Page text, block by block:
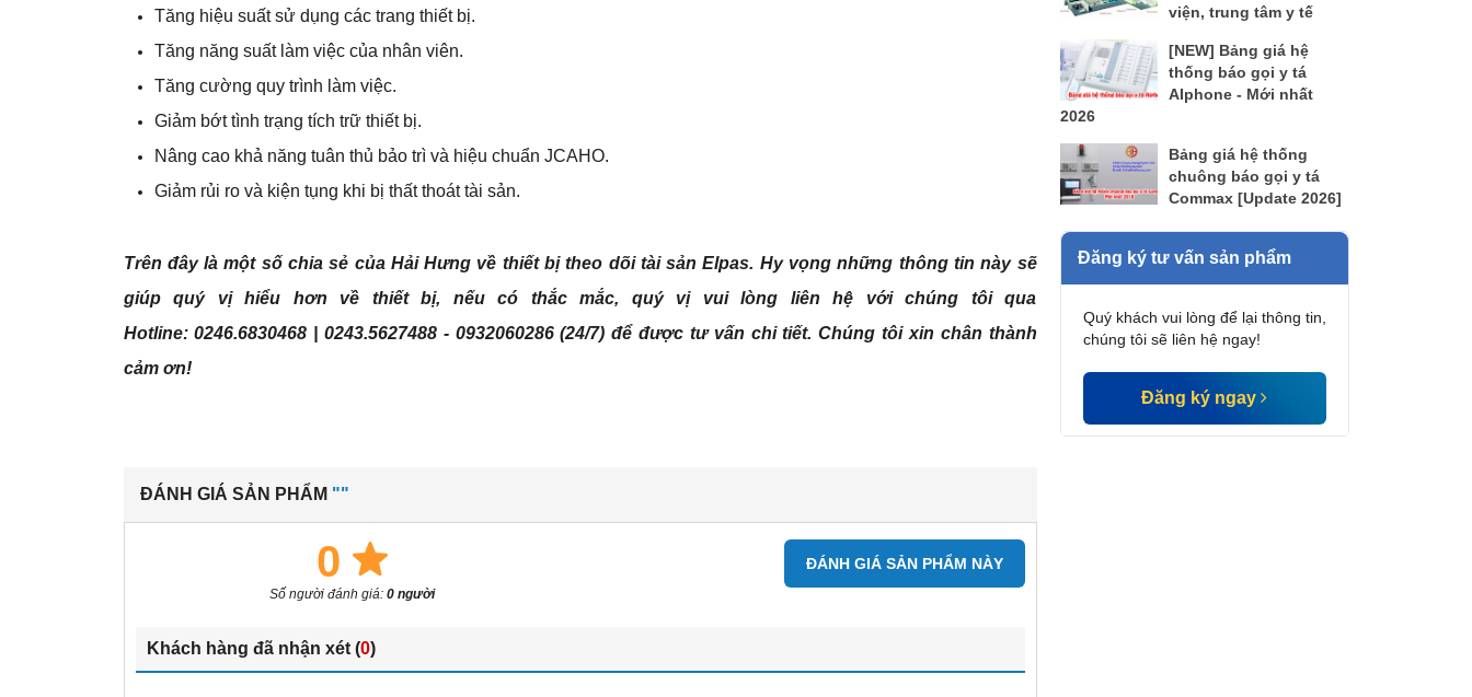
Tăng hiệu suất sử dụng các trang thiết bị.
Tăng năng suất làm việc của nhân viên.
Tăng cường quy trình làm việc.
Giảm bớt tình trạng tích trữ thiết bị.
Nâng cao khả năng tuân thủ bảo trì và hiệu chuẩn JCAHO.
Giảm rủi ro và kiện tụng khi bị thất thoát tài sản.
Trên đây là một số chia sẻ của Hải Hưng về thiết bị theo dõi tài sản Elpas. Hy vọng những thông tin này sẽ
giúp quý vị hiểu hơn về thiết bị, nếu có thắc mắc, quý vị vui lòng liên hệ với chúng tôi qua
Hotline: 0246.6830468 | 0243.5627488 - 0932060286 (24/7)để được tư vấn chi tiết. Chúng tôi xin chân thành
cảm ơn!
ĐÁNH GIÁ SẢN PHẨM ""
0
Số người đánh giá: 0 người
ĐÁNH GIÁ SẢN PHẨM NÀY
Khách hàng đã nhận xét (0)
viện, trung tâm y tế
[NEW] Bảng giá hệ
thống báo gọi y tá
AIphone - Mới nhất
2026
Bảng giá hệ thống
chuông báo gọi y tá
Commax [Update 2026]
Đăng ký tư vấn sản phẩm
Quý khách vui lòng để lại thông tin,
chúng tôi sẽ liên hệ ngay!
Đăng ký ngay